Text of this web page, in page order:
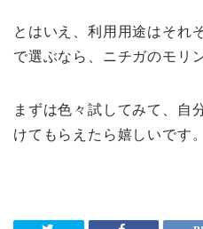
とはいえ、利用用途はそれ
で選ぶなら、ニチガのモリ
まずは色々試してみて、自
けてもらえたら嬉しいです。